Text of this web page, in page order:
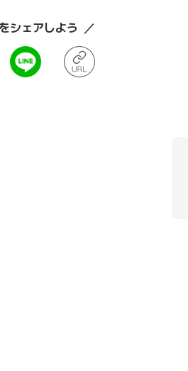
シェアしよう